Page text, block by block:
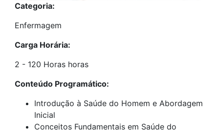
Categoria:
Enfermagem
Carga Horária:
2 - 120 Horas horas
Conteúdo Programático:
Introdução à Saúde do Homem e Abordagem
Inicial
Conceitos Fundamentais em Saúde do